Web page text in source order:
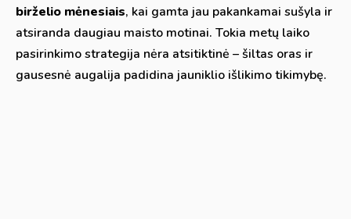
birželio mėnesiais, kai gamta jau pakankamai sušyla ir
atsiranda daugiau maisto motinai. Tokia metų laiko
pasirinkimo strategija nėra atsitiktinė – šiltas oras ir
gausesnė augalija padidina jauniklio išlikimo tikimybę.